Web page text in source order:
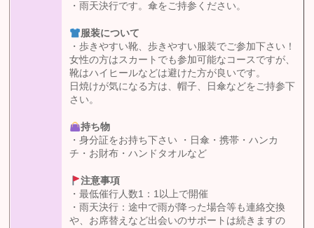
・雨天決行です。傘をご持参ください。
服装について
・歩きやすい靴、歩きやすい服装でご参加下さい！
女性の方はスカートでも参加可能なコースですが、
靴はハイヒールなどは避けた方が良いです。
日焼けが気になる方は、帽子、日傘などをご持参下
さい。
持ち物
・身分証をお持ち下さい ・日傘・携帯・ハンカ
チ・お財布・ハンドタオルなど
注意事項
・最低催行人数1：1以上で開催
・雨天決行：途中で雨が降った場合等も連絡交換
や、お席替えなど出会いのサポートは続きますの